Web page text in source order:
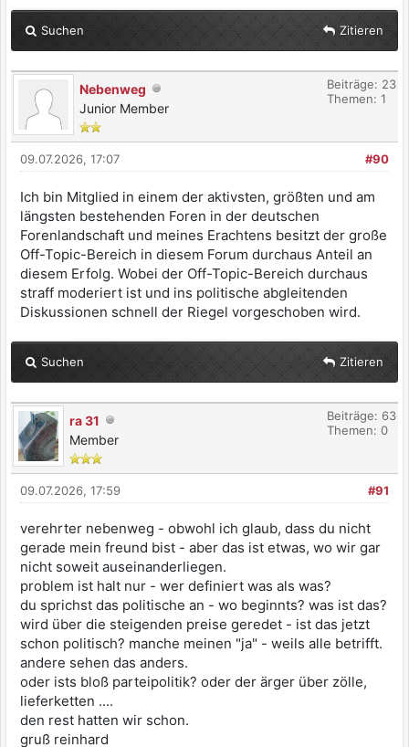
Suchen Zitieren
Nebenweg
Junior Member
Beiträge: 23
Themen: 1
#90
09.07.2026, 17:07
Ich bin Mitglied in einem der aktivsten, größten und am
längsten bestehenden Foren in der deutschen
Forenlandschaft und meines Erachtens besitzt der große
Off-Topic-Bereich in diesem Forum durchaus Anteil an
diesem Erfolg. Wobei der Off-Topic-Bereich durchaus
straff moderiert ist und ins politische abgleitenden
Diskussionen schnell der Riegel vorgeschoben wird.
Suchen Zitieren
ra 31
Member
Beiträge: 63
Themen: 0
#91
09.07.2026, 17:59
verehrter nebenweg - obwohl ich glaub, dass du nicht
gerade mein freund bist - aber das ist etwas, wo wir gar
nicht soweit auseinanderliegen.
problem ist halt nur - wer definiert was als was?
du sprichst das politische an - wo beginnts? was ist das?
wird über die steigenden preise geredet - ist das jetzt
schon politisch? manche meinen "ja" - weils alle betrifft.
andere sehen das anders.
oder ists bloß parteipolitik? oder der ärger über zölle,
lieferketten ....
den rest hatten wir schon.
gruß reinhard